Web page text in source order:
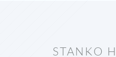
STANKO